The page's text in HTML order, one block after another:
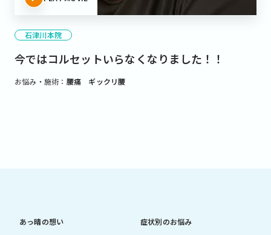
石津川本院
今ではコルセットいらなくなりました！！
お悩み・施術： 腰痛 ギックリ腰
あっ晴の想い 症状別のお悩み